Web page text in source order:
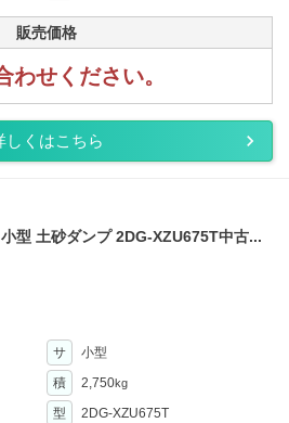
販売価格
わせください。
しくはこちら
小型 土砂ダンプ 2DG-XZU675T中古...
サ
小型
積 2,750kg
型
2DG-XZU675T